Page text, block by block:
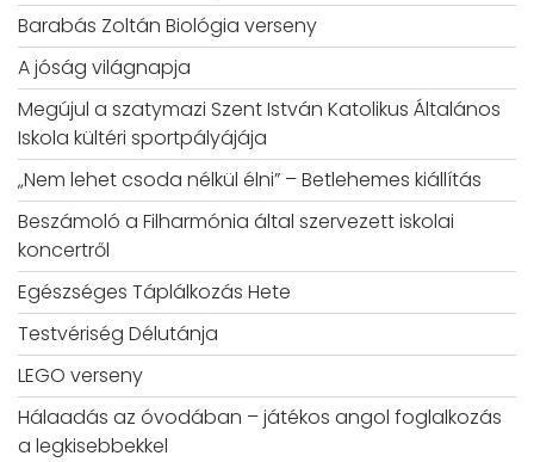
Barabás Zoltán Biológia verseny
A jóság világnapja
Megújul a szatymazi Szent István Katolikus Általános
Iskola kültéri sportpályájája
„Nem lehet csoda nélkül élni” – Betlehemes kiállítás
Beszámoló a Filharmónia által szervezett iskolai
koncertről
Egészséges Táplálkozás Hete
Testvériség Délutánja
LEGO verseny
Hálaadás az óvodában – játékos angol foglalkozás
a legkisebbekkel